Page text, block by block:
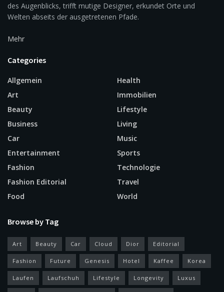
des Augenblicks, trifft mutige Designer, erkundet Orte und
Welten abseits der ausgetretenen Pfade.
Mehr
Categories
Allgemein
Art
Beauty
Business
Car
Entertainment
Fashion
Fashion Editorial
Food
Health
Immobilien
Lifestyle
Living
Music
Sports
Technologie
Travel
World
Browse by Tag
Art Beauty Car Cloud Dior Editorial
Fashion Future Genesis Hotel Kaffee Korea
Laufen Laufschuh Lifestyle Longevity Luxus